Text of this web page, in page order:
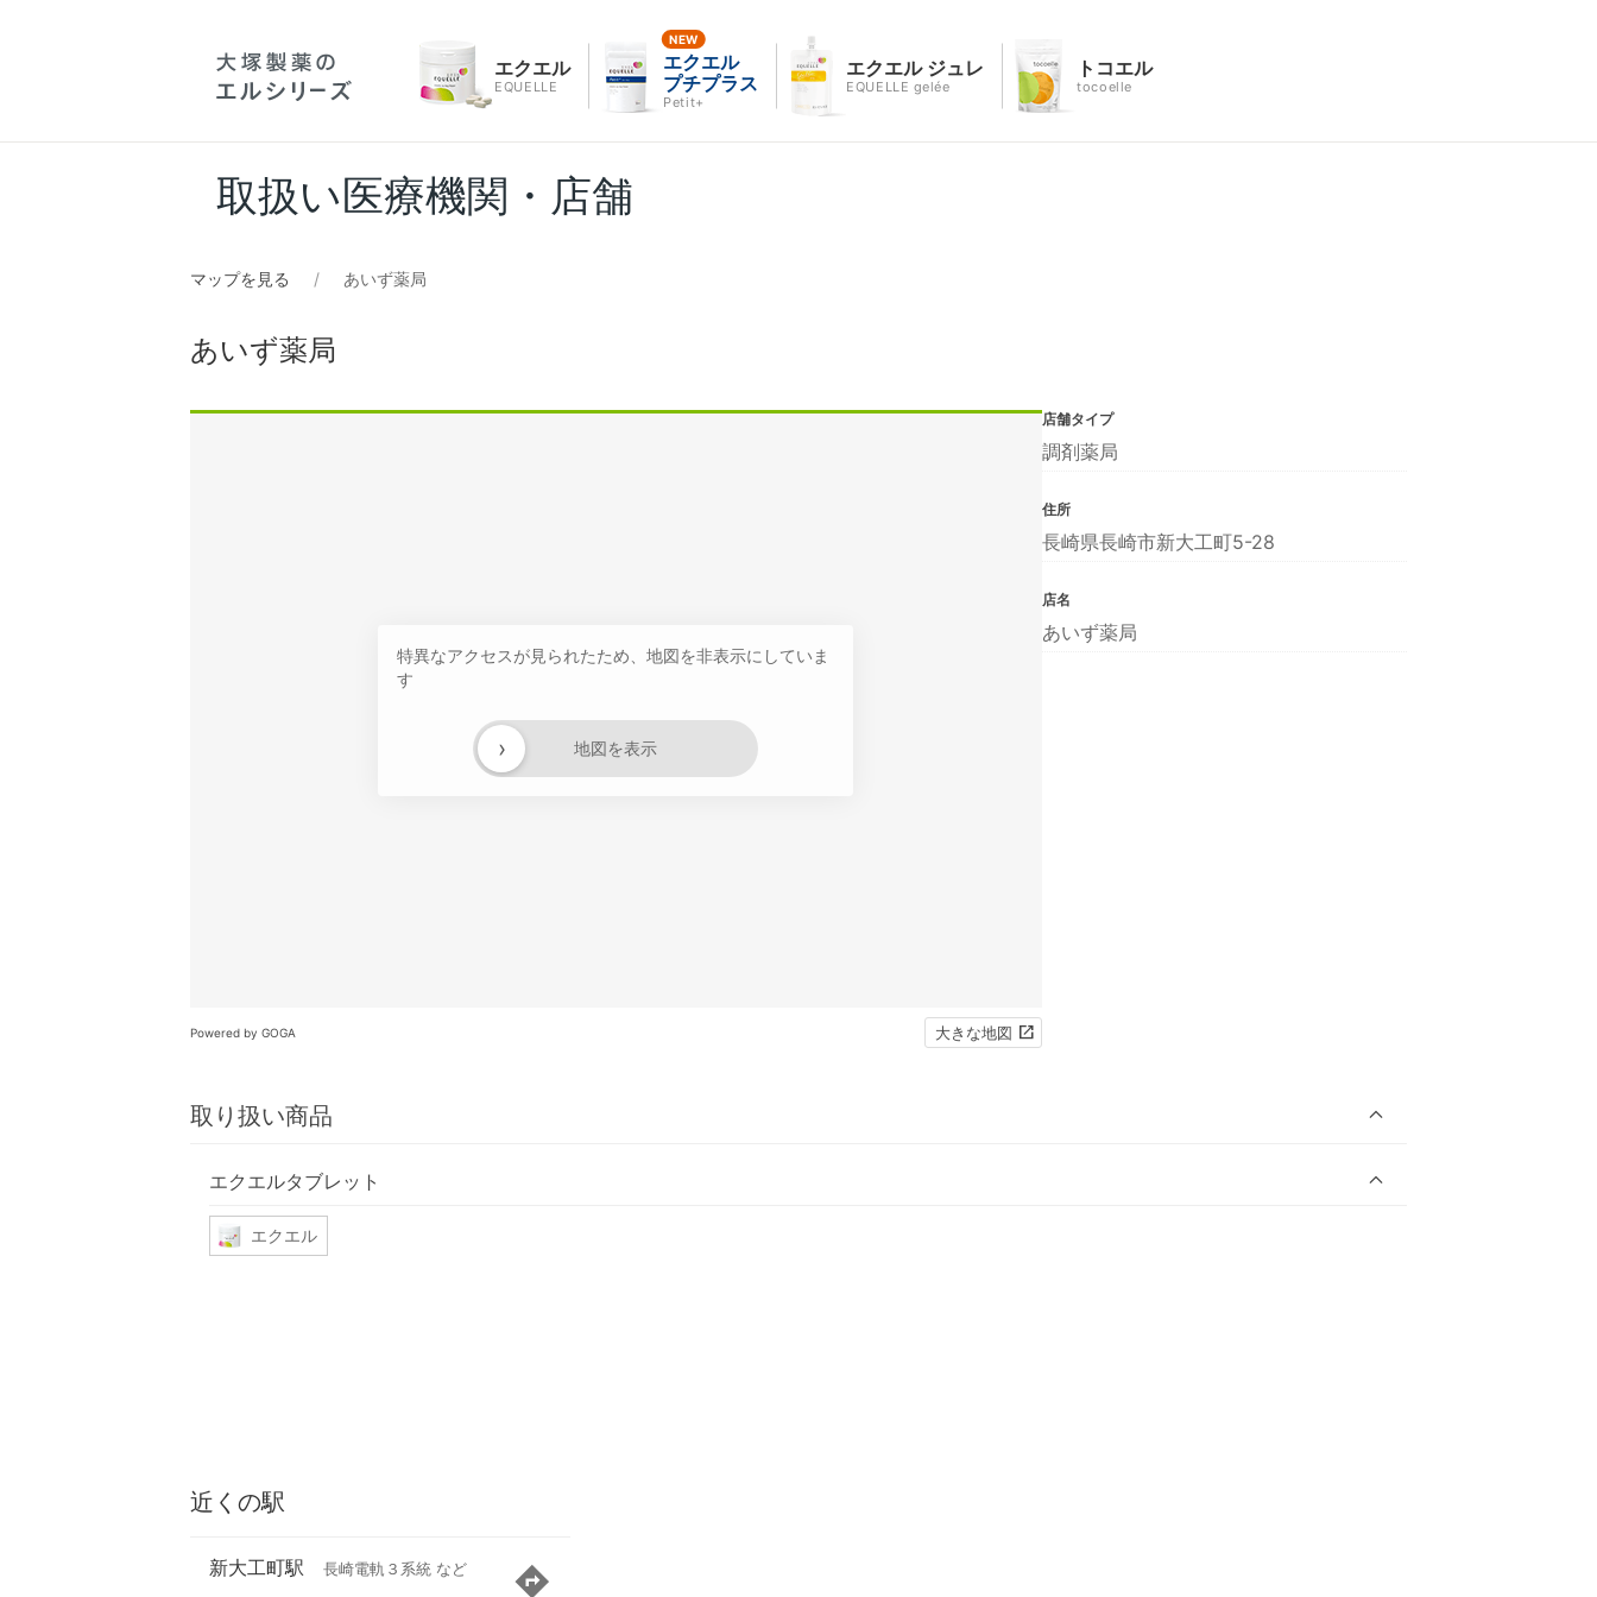
エクエル
EQUELLE
エクエル
プチプラス
Petit+
エクエル ジュレ
EQUELLE gelée
トコエル
tocoelle
取扱い医療機関・店舗
マップを見る あいず薬局
あいず薬局
特異なアクセスが見られたため、地図を非表示にしていま
す
地図を表示
›
Powered by GOGA 大きな地図
取り扱い商品
エクエルタブレット
エクエル
店舗タイプ
調剤薬局
住所
長崎県長崎市新大工町5-28
店名
あいず薬局
近くの駅
新大工町駅 長崎電軌３系統 など